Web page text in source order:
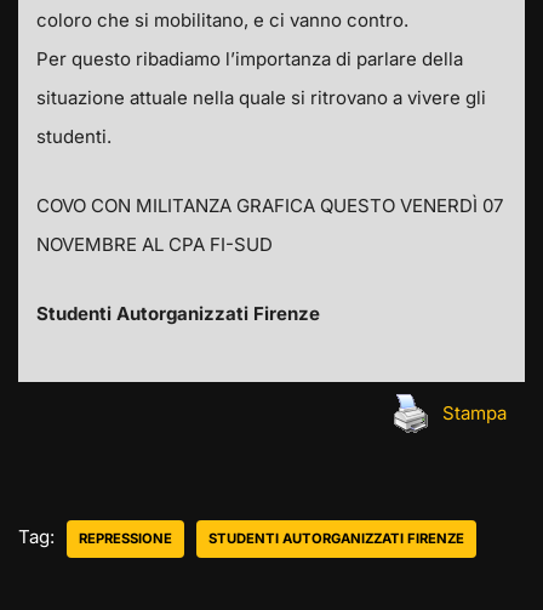
coloro che si mobilitano, e ci vanno contro.
Per questo ribadiamo l’importanza di parlare della
situazione attuale nella quale si ritrovano a vivere gli
studenti.
COVO CON MILITANZA GRAFICA QUESTO VENERDÌ 07
NOVEMBRE AL CPA FI-SUD
Studenti Autorganizzati Firenze
Stampa
Tag: REPRESSIONE STUDENTI AUTORGANIZZATI FIRENZE